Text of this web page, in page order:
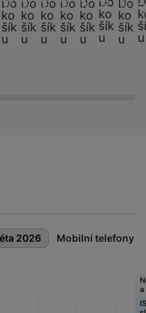
Do
ko
šík
u
Do
ko
šík
u
Do
ko
šík
u
Do
ko
šík
u
Do
ko
šík
u
ko
šík
u
Do
ko
šík
u
u
2026 Mobilní telefony
Novink
a